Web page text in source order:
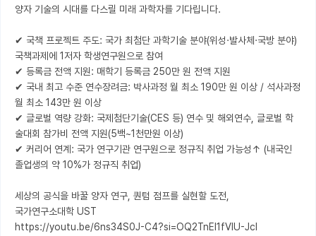
양자 기술의 시대를 다스릴 미래 과학자를 기다립니다.
✔ 국책 프로젝트 주도: 국가 최첨단 과학기술 분야(위성·발사체·국방 분야)
국책과제에 1저자 학생연구원으로 참여
✔ 등록금 전액 지원: 매학기 등록금 250만 원 전액 지원
✔ 국내 최고 수준 연수장려금: 박사과정 월 최소 190만 원 이상 / 석사과정
월 최소 143만 원 이상
✔ 글로벌 역량 강화: 국제첨단기술(CES 등) 연수 및 해외연수, 글로벌 학
술대회 참가비 전액 지원(5백~1천만원 이상)
✔ 커리어 연계: 국가 연구기관 연구원으로 정규직 취업 가능성↑ (내국인
졸업생의 약 10%가 정규직 취업)
세상의 공식을 바꿀 양자 연구, 퀀텀 점프를 실현할 도전,
국가연구소대학 UST
https://youtu.be/6ns34S0J-C4?si=OQ2TnEI1fVIU-JcI